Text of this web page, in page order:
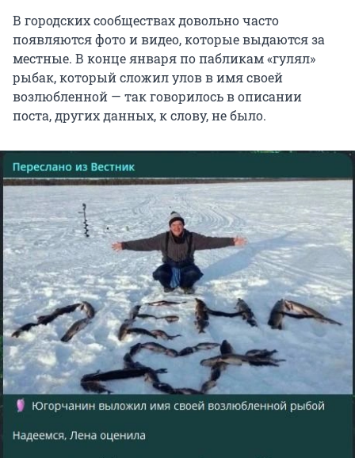
В городских сообществах довольно часто
появляются фото и видео, которые выдаются за
местные. В конце января по пабликам «гулял»
рыбак, который сложил улов в имя своей
возлюбленной — так говорилось в описании
поста, других данных, к слову, не было.